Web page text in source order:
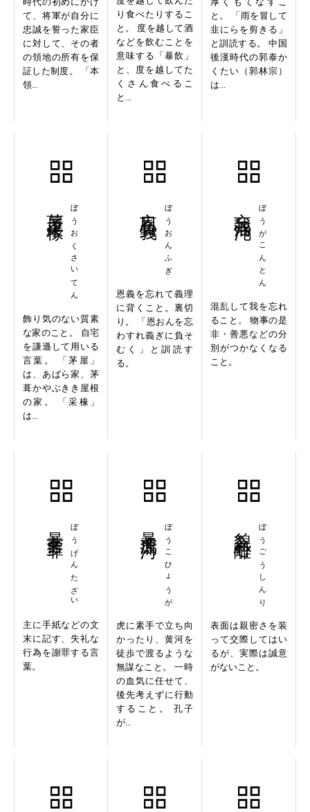
て、将軍が自分に
忠誠を誓った家臣
に対して、その者
の領地の所有を保
証した制度。 「本
領...
り食べたりするこ
と。 度を越して酒
などを飲むことを
意味する「暴飲」
と、度を越してた
くさん食べるこ
と...
と。 「雨を冒して
韭にらを剪きる」
と訓読する。 中国
後漢時代の郭泰か
くたい（郭林宗）
は...
ぼうおくさいてん
飾り気のない質素
な家のこと。 自宅
を謙遜して用いる
言葉。 「茅屋」
は、あばら家、茅
葺かやぶきき屋根
の家。 「采椽」
は...
ぼうおんふぎ
恩義を忘れて義理
に背くこと。裏切
り。 「恩おんを忘
わすれ義ぎに負そ
むく」と訓読す
る。
ぼうがこんとん
混乱して我を忘れ
ること。 物事の是
非・善悪などの分
別がつかなくなる
こと。
ぼうげんたざい
主に手紙などの文
末に記す、失礼な
行為を謝罪する言
葉。
ぼうこひょうが
虎に素手で立ち向
かったり、黄河を
徒歩で渡るような
無謀なこと。 一時
の血気に任せて、
後先考えずに行動
すること。 孔子
が...
ぼうごうしんり
表面は親密さを装
って交際してはい
るが、実際は誠意
がないこと。